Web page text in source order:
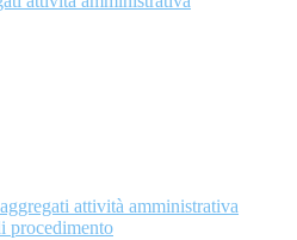
attività amministrativa
procedimento